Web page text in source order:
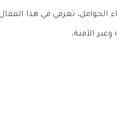
الحوامل، تعرفي في هذا
وغير الآمنة.